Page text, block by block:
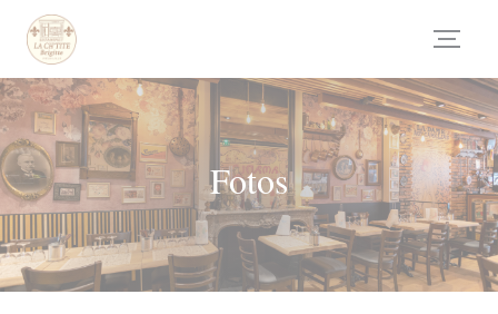
Painel de Gerenciamento de Cookies
Fotos